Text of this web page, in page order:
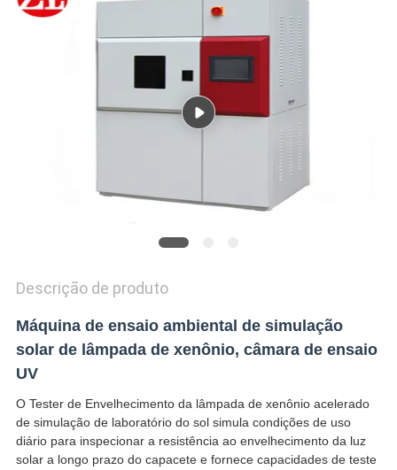
SITEMAP
Descrição de produto
Máquina de ensaio ambiental de simulação
solar de lâmpada de xenônio, câmara de ensaio
UV
O Tester de Envelhecimento da lâmpada de xenônio acelerado
de simulação de laboratório do sol simula condições de uso
diário para inspecionar a resistência ao envelhecimento da luz
solar a longo prazo do capacete e fornece capacidades de teste